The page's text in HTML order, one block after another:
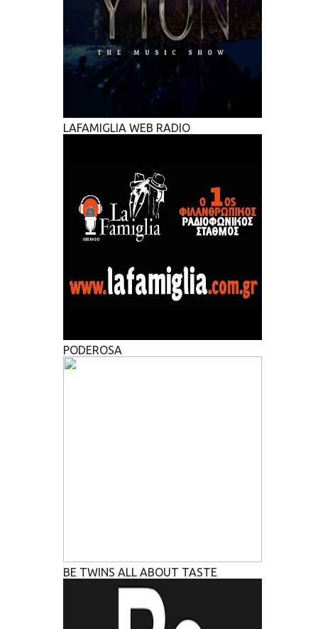
LAFAMIGLIA WEB RADIO
PODEROSA
BE TWINS ALL ABOUT TASTE